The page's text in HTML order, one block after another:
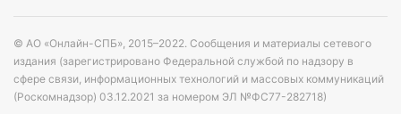
© АО «Онлайн-СПБ», 2015–2022. Сообщения и материалы сетевого
издания (зарегистрировано Федеральной службой по надзору в
сфере связи, информационных технологий и массовых коммуникаций
(Роскомнадзор) 03.12.2021 за номером ЭЛ №ФС77-282718)